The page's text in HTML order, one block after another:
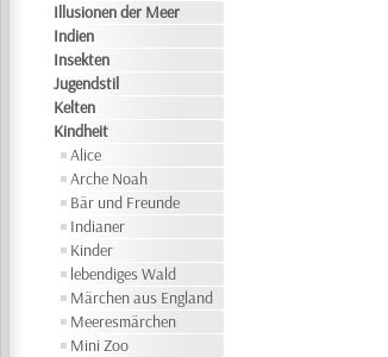
Illusionen der Meer
Indien
Insekten
Jugendstil
Kelten
Kindheit
Alice
Arche Noah
Bär und Freunde
Indianer
Kinder
lebendiges Wald
Märchen aus England
Meeresmärchen
Mini Zoo